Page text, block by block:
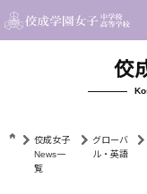
to
content
佼
佼成女子
News一
覧
グローバ
ル・英語